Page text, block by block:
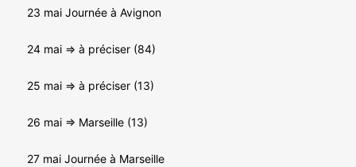
23 mai Journée à Avignon
24 mai => à préciser (84)
25 mai => à préciser (13)
26 mai => Marseille (13)
27 mai Journée à Marseille